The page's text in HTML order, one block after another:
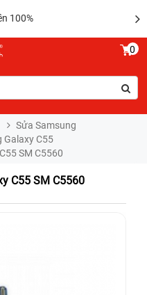
100%
0
Sửa Samsung
Galaxy C55
SM C5560
C55 SM C5560